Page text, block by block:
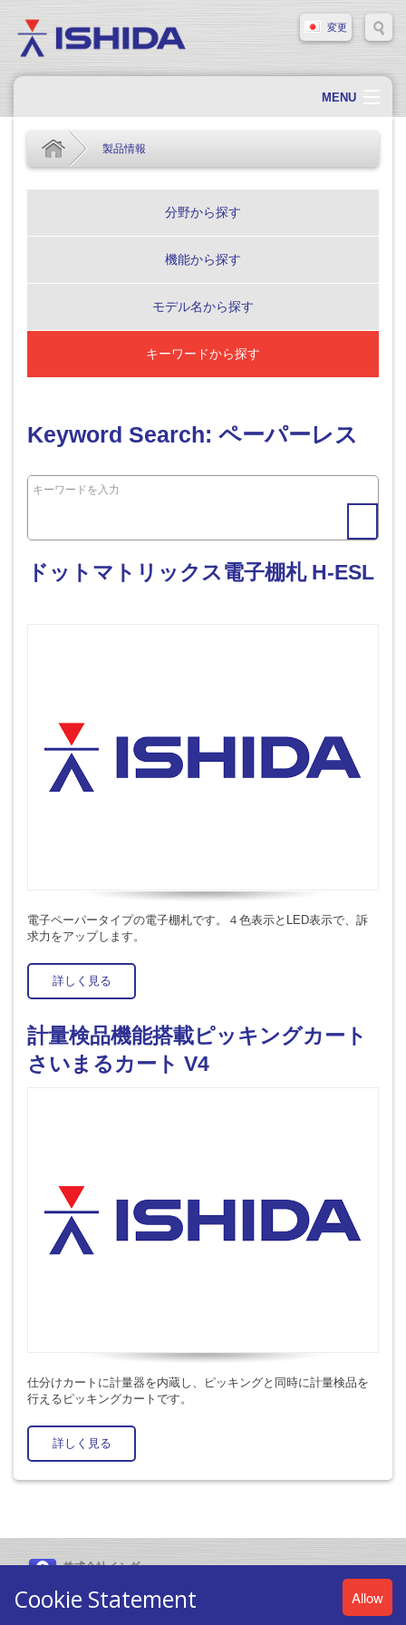
変更
MENU
会社概要
製品情報
新着情報
製品情報
分野から探す
機能から探す
モデル名から探す
キーワードから探す
Keyword Search: ペーパーレス
ドットマトリックス電子棚札 H-ESL
電子ペーパータイプの電子棚札です。４色表示とLED表示で、訴
求力をアップします。
詳しく見る
計量検品機能搭載ピッキングカート
さいまるカート V4
仕分けカートに計量器を内蔵し、ピッキングと同時に計量検品を
行えるピッキングカートです。
詳しく見る
株式会社イシダ
Cookie Statement Allow